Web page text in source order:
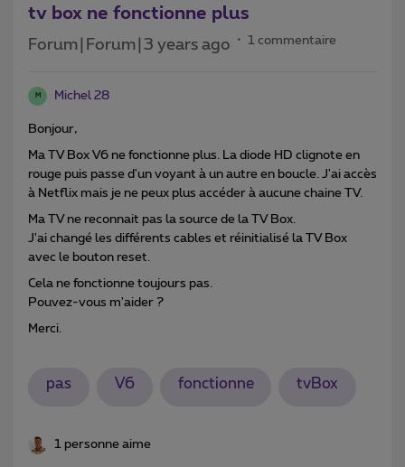
tv box ne fonctionne plus
Forum|Forum|3 years ago 1 commentaire
M Michel 28
Bonjour,
Ma TV Box V6 ne fonctionne plus. La diode HD clignote en
rouge puis passe d'un voyant à un autre en boucle. J'ai accès
à Netflix mais je ne peux plus accéder à aucune chaine TV.
Ma TV ne reconnait pas la source de la TV Box.
J'ai changé les différents cables et réinitialisé la TV Box
avec le bouton reset.
Cela ne fonctionne toujours pas.
Pouvez-vous m'aider ?
Merci.
pas V6 fonctionne tvBox
1 personne aime